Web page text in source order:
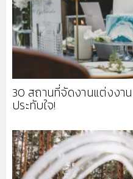
30 สถานที่จัดงานแต่งงา
ประทับใจ!